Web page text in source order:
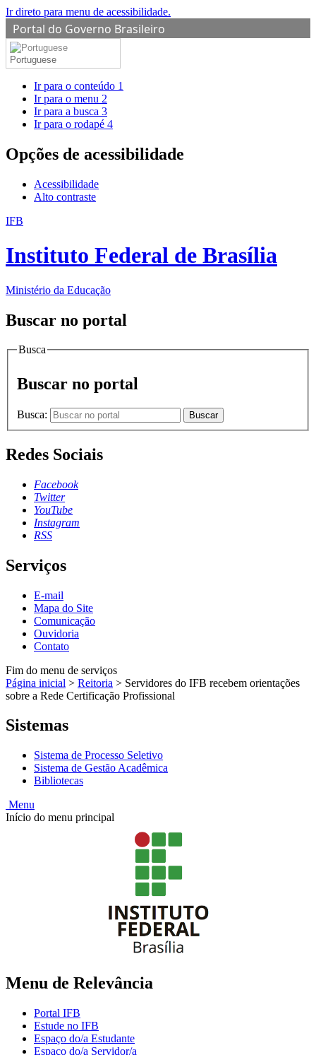
Ir direto para menu de acessibilidade.
Portal do Governo Brasileiro
Portuguese
Ir para o conteúdo 1
Ir para o menu 2
Ir para a busca 3
Ir para o rodapé 4
Opções de acessibilidade
Acessibilidade
Alto contraste
IFB
Instituto Federal de Brasília
Ministério da Educação
Buscar no portal
Busca
Buscar no portal
Busca: Buscar
Redes Sociais
Facebook
Twitter
YouTube
Instagram
RSS
Serviços
E-mail
Mapa do Site
Comunicação
Ouvidoria
Contato
Fim do menu de serviços
Página inicial > Reitoria > Servidores do IFB recebem orientações
sobre a Rede Certificação Profissional
Sistemas
Sistema de Processo Seletivo
Sistema de Gestão Acadêmica
Bibliotecas
Menu
Início do menu principal
Menu de Relevância
Portal IFB
Estude no IFB
Espaço do/a Estudante
Espaço do/a Servidor/a